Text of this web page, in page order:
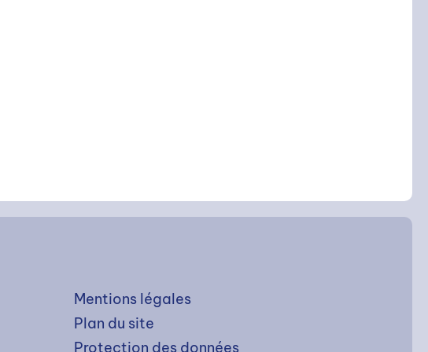
Mentions légales
Plan du site
Protection des données